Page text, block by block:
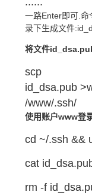
一路Enter即可.命
录下生成文件
将文件
scp
id_dsa.pub
/www/.ssh/
使用账户www登
cd ~/.ssh &&
cat
rm -f